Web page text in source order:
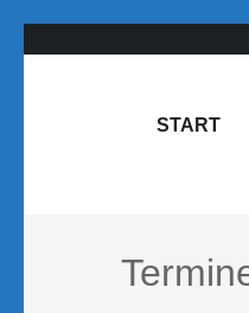
START